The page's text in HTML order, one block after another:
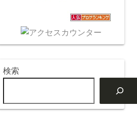
検索